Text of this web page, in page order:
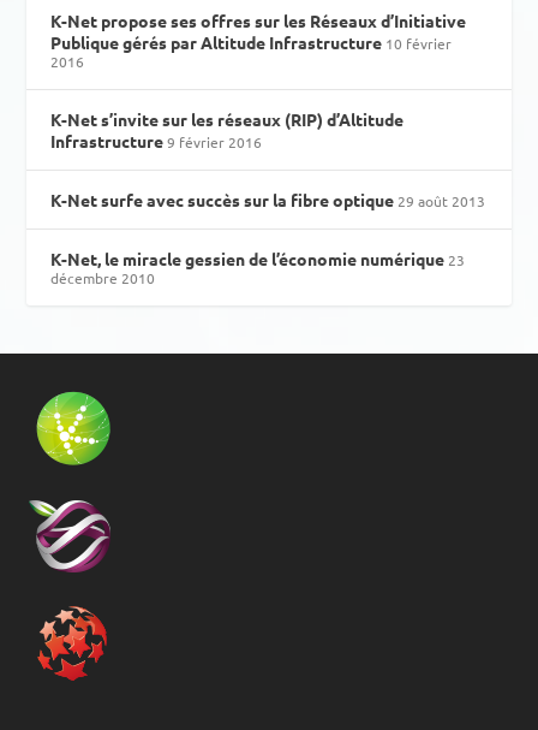
K-Net propose ses offres sur les Réseaux d’Initiative
Publique gérés par Altitude Infrastructure 10 février
2016
K-Net s’invite sur les réseaux (RIP) d’Altitude
Infrastructure 9 février 2016
K-Net surfe avec succès sur la fibre optique 29 août 2013
K-Net, le miracle gessien de l’économie numérique 23
décembre 2010